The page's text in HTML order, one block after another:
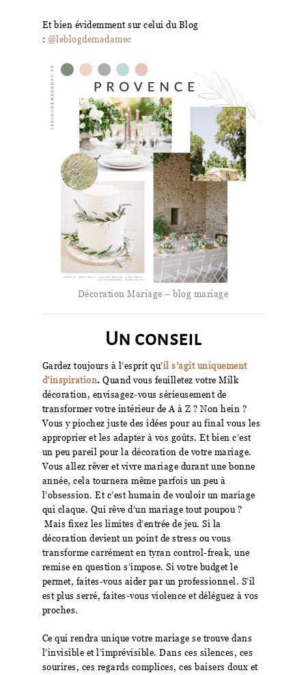
Et bien évidemment sur celui du Blog
: @leblogdemadamec
Décoration Mariage – blog mariage
Un conseil
Gardez toujours à l’esprit qu’il s’agit uniquement
d’inspiration. Quand vous feuilletez votre Milk
décoration, envisagez-vous sérieusement de
transformer votre intérieur de A à Z ? Non hein ?
Vous y piochez juste des idées pour au final vous les
approprier et les adapter à vos goûts. Et bien c’est
un peu pareil pour la décoration de votre mariage.
Vous allez rêver et vivre mariage durant une bonne
année, cela tournera même parfois un peu à
l’obsession. Et c’est humain de vouloir un mariage
qui claque. Qui rêve d’un mariage tout poupou ?
Mais fixez les limites d’entrée de jeu. Si la
décoration devient un point de stress ou vous
transforme carrément en tyran control-freak, une
remise en question s’impose. Si votre budget le
permet, faites-vous aider par un professionnel. S’il
est plus serré, faites-vous violence et déléguez à vos
proches.
Ce qui rendra unique votre mariage se trouve dans
l’invisible et l’imprévisible. Dans ces silences, ces
sourires, ces regards complices, ces baisers doux et